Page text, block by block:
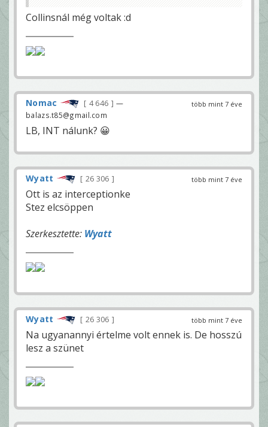
Collinsnál még voltak :d
több mint 7 éve
Nomac 4 646
—
balazs.t85@gmail.com
LB, INT nálunk? 😀
több mint 7 éve
Wyatt 26 306
Ott is az interceptionke
Stez elcsöppen
Szerkesztette: Wyatt
több mint 7 éve
Wyatt 26 306
Na ugyanannyi értelme volt ennek is. De hosszú
lesz a szünet